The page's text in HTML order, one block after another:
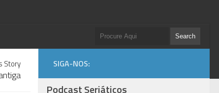
Story SIGA-NOS:
Podcast Seriáticos